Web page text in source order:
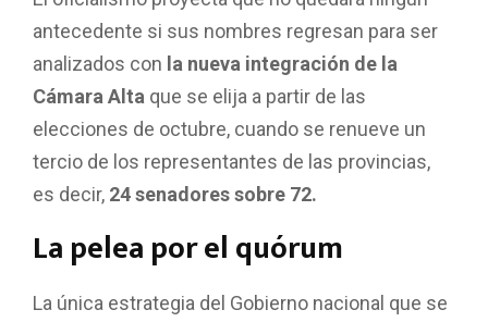
antecedente si sus nombres regresan para ser
analizados con la nueva integración de la
Cámara Alta que se elija a partir de las
elecciones de octubre, cuando se renueve un
tercio de los representantes de las provincias,
es decir, 24 senadores sobre 72.
La pelea por el quórum
La única estrategia del Gobierno nacional que se